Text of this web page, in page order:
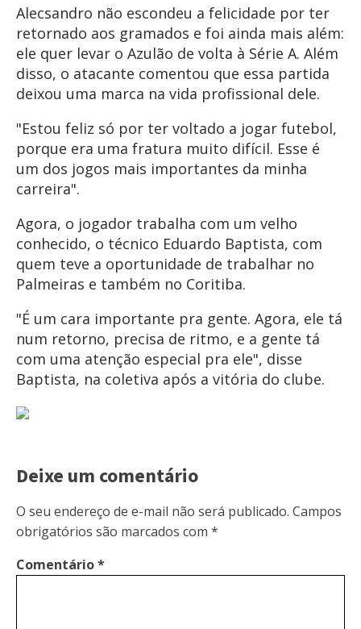
Alecsandro não escondeu a felicidade por ter
retornado aos gramados e foi ainda mais além:
ele quer levar o Azulão de volta à Série A. Além
disso, o atacante comentou que essa partida
deixou uma marca na vida profissional dele.
"Estou feliz só por ter voltado a jogar futebol,
porque era uma fratura muito difícil. Esse é
um dos jogos mais importantes da minha
carreira".
Agora, o jogador trabalha com um velho
conhecido, o técnico Eduardo Baptista, com
quem teve a oportunidade de trabalhar no
Palmeiras e também no Coritiba.
"É um cara importante pra gente. Agora, ele tá
num retorno, precisa de ritmo, e a gente tá
com uma atenção especial pra ele", disse
Baptista, na coletiva após a vitória do clube.
Deixe um comentário
O seu endereço de e-mail não será publicado. Campos
obrigatórios são marcados com *
Comentário*